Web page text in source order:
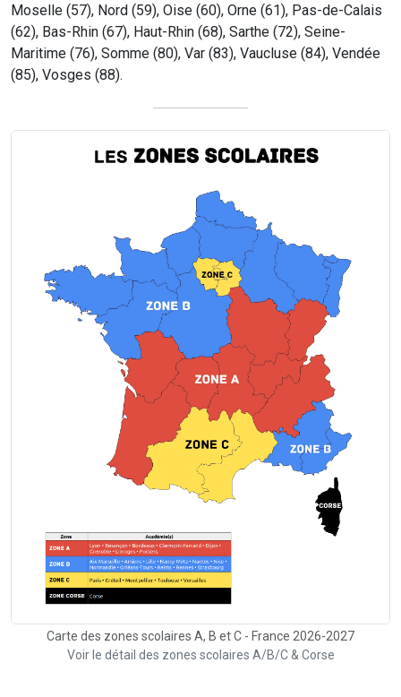
Moselle (57), Nord (59), Oise (60), Orne (61), Pas-de-Calais
(62), Bas-Rhin (67), Haut-Rhin (68), Sarthe (72), Seine-
Maritime (76), Somme (80), Var (83), Vaucluse (84), Vendée
(85), Vosges (88).
Carte des zones scolaires A, B et C - France 2026-2027
Voir le détail des zones scolaires A/B/C & Corse